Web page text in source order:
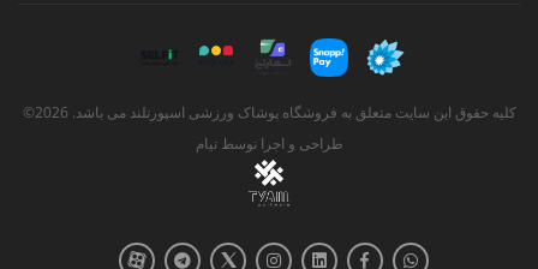
کلیه حقوق این سایت متعلق به فروشگاه پوشاک ورزشی اسپورتلند می باشد. 2026©
طراحی و اجرا توسطتیام